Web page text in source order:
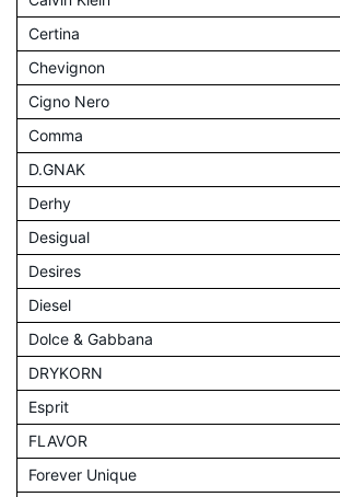
Certina
Chevignon
Cigno Nero
Comma
D.GNAK
Derhy
Desigual
Desires
Diesel
Dolce & Gabbana
DRYKORN
Esprit
FLAVOR
Forever Unique